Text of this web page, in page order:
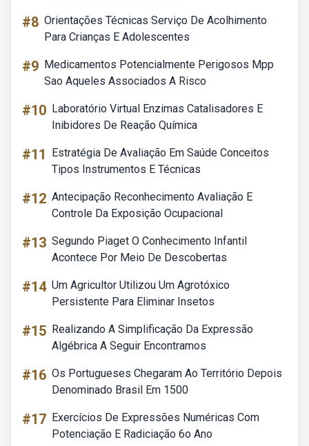
#8 Orientações Técnicas Serviço De Acolhimento
Para Crianças E Adolescentes
#9 Medicamentos Potencialmente Perigosos Mpp
Sao Aqueles Associados A Risco
#10 Laboratório Virtual Enzimas Catalisadores E
Inibidores De Reação Química
#11
Estratégia De Avaliação Em Saúde Conceitos
Tipos Instrumentos E Técnicas
#12 Antecipação Reconhecimento Avaliação E
Controle Da Exposição Ocupacional
#13 Segundo Piaget O Conhecimento Infantil
Acontece Por Meio De Descobertas
#14 Um Agricultor Utilizou Um Agrotóxico
Persistente Para Eliminar Insetos
#15 Realizando A Simplificação Da Expressão
Algébrica A Seguir Encontramos
#16 Os Portugueses Chegaram Ao Território Depois
Denominado Brasil Em 1500
#17 Exercícios De Expressões Numéricas Com
Potenciação E Radiciação 6o Ano